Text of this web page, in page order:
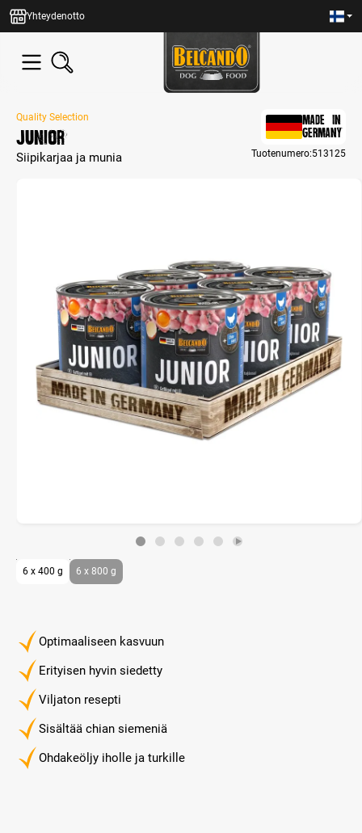
content
Yhteydenotto
Quality Selection
Junior
Siipikarjaa ja munia
MADE IN
GERMANY
Tuotenumero:513125
Optimaaliseen kasvuun
Erityisen hyvin siedetty
Viljaton resepti
Sisältää chian siemeniä
Ohdakeöljy iholle ja turkille
6 x 400 g 6 x 800 g